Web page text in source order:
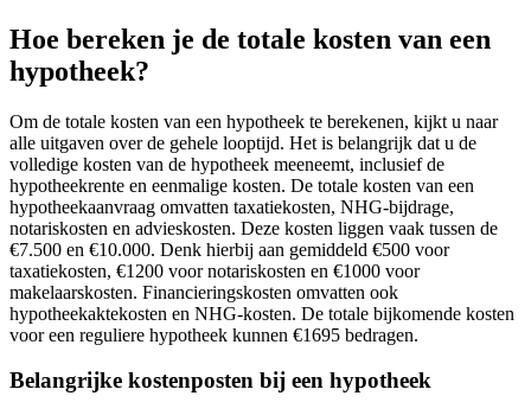
Hoe bereken je de totale kosten van een
hypotheek?
Om de totale kosten van een hypotheek te berekenen, kijkt u naar
alle uitgaven over de gehele looptijd. Het is belangrijk dat u de
volledige kosten van de hypotheek meeneemt, inclusief de
hypotheekrente en eenmalige kosten. De totale kosten van een
hypotheekaanvraag omvatten taxatiekosten, NHG-bijdrage,
notariskosten en advieskosten. Deze kosten liggen vaak tussen de
€7.500 en €10.000. Denk hierbij aan gemiddeld €500 voor
taxatiekosten, €1200 voor notariskosten en €1000 voor
makelaarskosten. Financieringskosten omvatten ook
hypotheekaktekosten en NHG-kosten. De totale bijkomende kosten
voor een reguliere hypotheek kunnen €1695 bedragen.
Belangrijke kostenposten bij een hypotheek